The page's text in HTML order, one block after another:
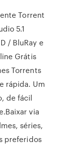
Torrent
5.1
/ BluRay e
Grátis
Torrents
rápida. Um
de fácil
via
séries,
preferidos